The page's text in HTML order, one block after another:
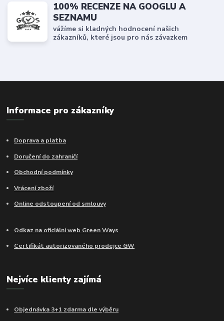
100% RECENZE NA GOOGLU A
SEZNAMU
vážíme si kladných hodnocení našich
zákazníků, které jsou pro nás závazkem
Informace pro zákazníky
Doprava a platba
Doručení do zahraničí
Obchodní podmínky
Vrácení zboží
Online odstoupení od smlouvy
Odkaz na oficiální web Green Ways
Certifikát autorizovaného prodejce GW
Nejvíce klienty zajímá
Objednávka 3+1 zdarma dle výběru